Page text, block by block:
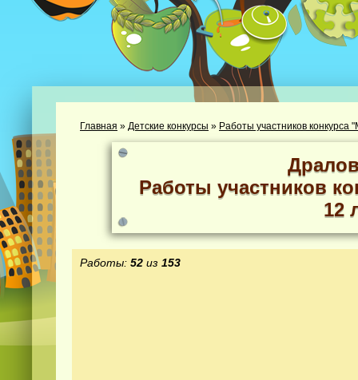
Главная » Детские конкурсы » Работы участников конкурса
Работы участников
12
Работы: 52 из 153